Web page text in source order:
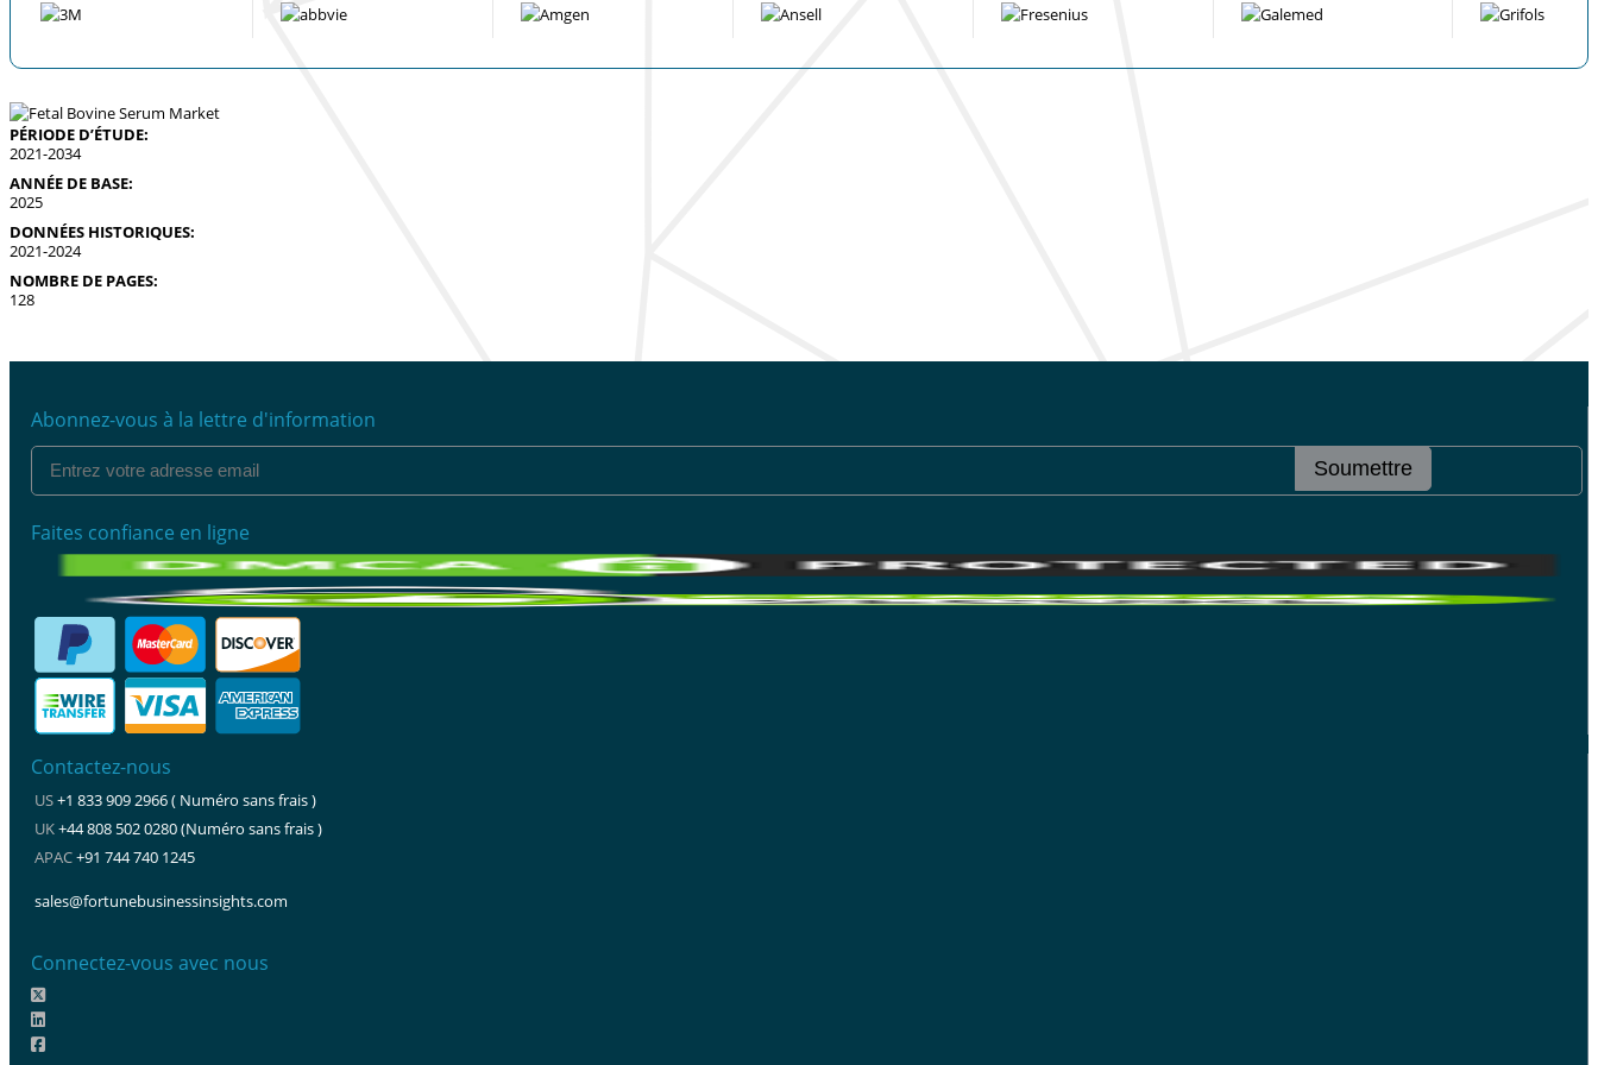
PÉRIODE D’ÉTUDE:
2021-2034
ANNÉE DE BASE:
2025
DONNÉES HISTORIQUES:
2021-2024
NOMBRE DE PAGES:
128
Abonnez-vous à la lettre d'information
Soumettre
Faites confiance en ligne
Contactez-nous
US+1 833 909 2966 ( Numéro sans frais )
UK+44 808 502 0280 (Numéro sans frais )
APAC+91 744 740 1245
sales@fortunebusinessinsights.com
Connectez-vous avec nous